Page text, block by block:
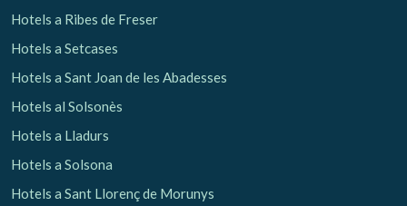
Hotels a Ribes de Freser
Hotels a Setcases
Hotels a Sant Joan de les Abadesses
Hotels al Solsonès
Hotels a Lladurs
Hotels a Solsona
Hotels a Sant Llorenç de Morunys